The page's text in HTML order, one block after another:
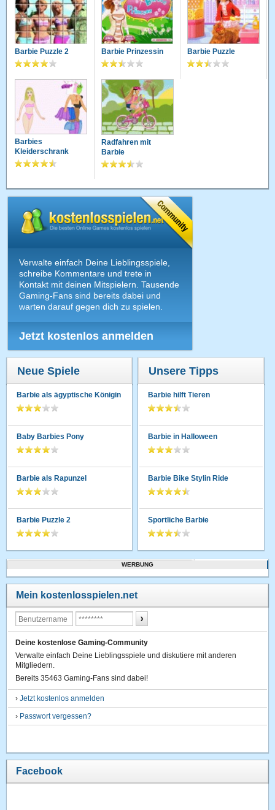
Barbie Puzzle 2 Barbie Prinzessin Barbie Puzzle
Barbies
Kleiderschrank
Radfahren mit
Barbie
Verwalte einfach Deine Lieblingsspiele,
schreibe Kommentare und trete in
Kontakt mit deinen Mitspielern. Tausende
Gaming-Fans sind bereits dabei und
warten darauf gegen dich zu spielen.
Jetzt kostenlos anmelden
Neue Spiele
Barbie als ägyptische Königin
Baby Barbies Pony
Barbie als Rapunzel
Barbie Puzzle 2
Unsere Tipps
Barbie hilft Tieren
Barbie in Halloween
Barbie Bike Stylin Ride
Sportliche Barbie
WERBUNG
Mein kostenlosspielen.net
Deine kostenlose Gaming-Community
Verwalte einfach Deine Lieblingsspiele und diskutiere mit anderen
Mitgliedern.
Bereits 35463 Gaming-Fans sind dabei!
›Jetzt kostenlos anmelden
› Passwort vergessen?
Facebook